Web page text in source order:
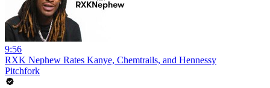
9:56
RXK Nephew Rates Kanye, Chemtrails, and Hennessy
Pitchfork